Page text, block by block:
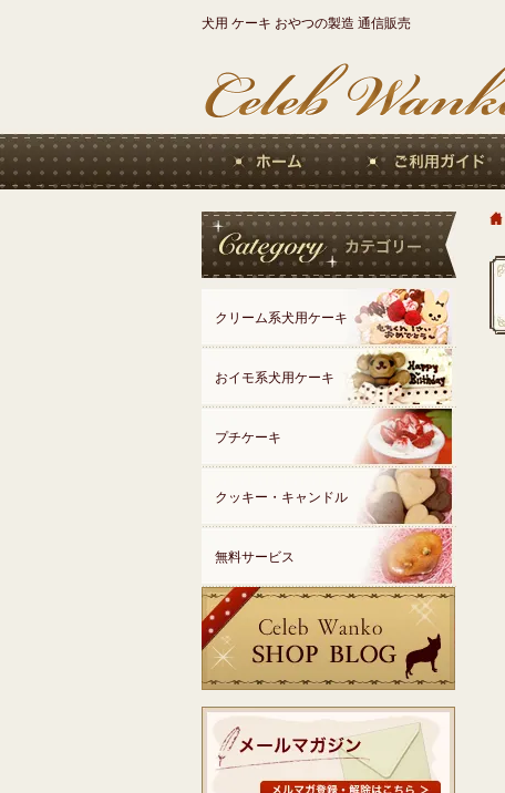
犬用 ケーキ おやつの製造 通信販売
クリーム系犬用ケーキ
おイモ系犬用ケーキ
プチケーキ
クッキー・キャンドル
無料サービス